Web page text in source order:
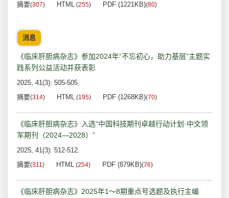
摘要(307) HTML (255) PDF (1221KB)(80)
消息
《临床肝胆病杂志》参加2024年“不忘初心，助力基层”主题实
践系列公益活动并获表彰
2025, 41(3): 505-505.
摘要(314) HTML (195) PDF (1268KB)(70)
《临床肝胆病杂志》入选“中国科技期刊卓越行动计划·中文领
军期刊（2024—2028）”
2025, 41(3): 512-512.
摘要(311) HTML (254) PDF (879KB)(76)
《临床肝胆病杂志》2025年1～8期重点号选题及执行主编